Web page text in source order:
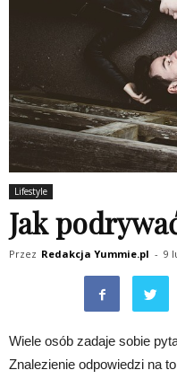
Lifestyle
Jak
Przez Redakcja Yummie.pl - 9
Wiele osób zadaje sobie
Znalezienie odpowiedzi na